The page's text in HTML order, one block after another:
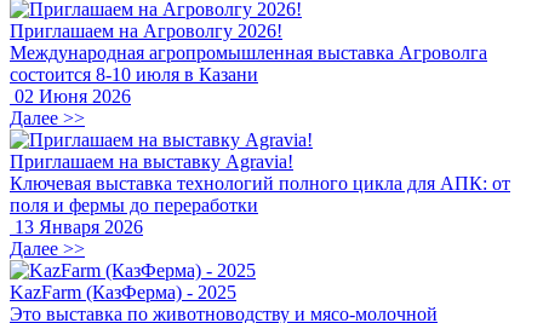
Приглашаем на Агроволгу 2026!
Международная агропромышленная выставка Агроволга
состоится 8-10 июля в Казани
02 Июня 2026
Далее >>
Приглашаем на выставку Agravia!
Ключевая выставка технологий полного цикла для АПК: от
поля и фермы до переработки
13 Января 2026
Далее >>
KazFarm (КазФерма) - 2025
Это выставка по животноводству и мясо-молочной